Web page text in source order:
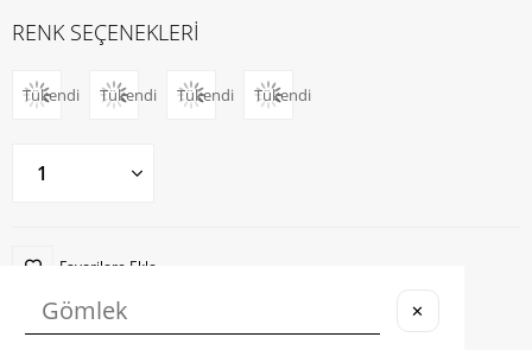
RENK SEÇENEKLERİ
Tükendi Tükendi Tükendi Tükendi
Favorilere Ekle
Karşılaştır ✕